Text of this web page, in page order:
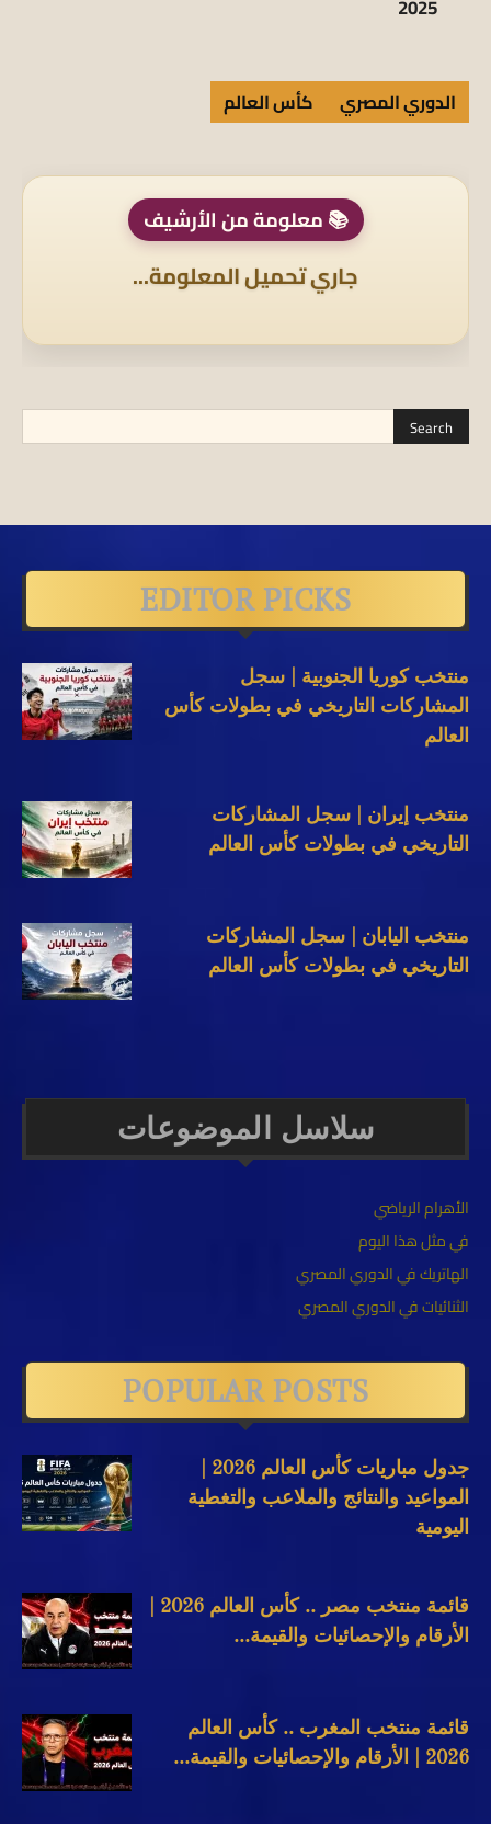
2025
الدوري المصري كأس العالم
📚 معلومة من الأرشيف
جاري تحميل المعلومة...
EDITOR PICKS
منتخب كوريا الجنوبية | سجل
المشاركات التاريخي في بطولات كأس
العالم
منتخب إيران | سجل المشاركات
التاريخي في بطولات كأس العالم
منتخب اليابان | سجل المشاركات
التاريخي في بطولات كأس العالم
سلاسل الموضوعات
الأهرام الرياضي
في مثل هذا اليوم
الهاتريك في الدوري المصري
الثنائيات في الدوري المصري
POPULAR POSTS
المواعيد والنتائج والملاعب والتغطية
اليومية
الأرقام والإحصائيات والقيمة...
قائمة منتخب المغرب .. كأس العالم
2026 | الأرقام والإحصائيات والقيمة...